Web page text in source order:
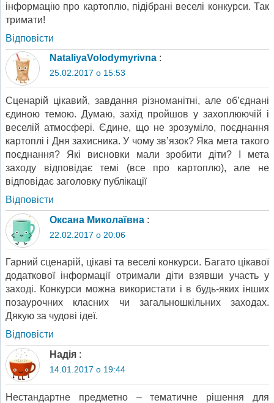
інформацію про картоплю, підібрані веселі конкурси. Так
тримати!
Відповіcти
NataliyaVolodymyrivna :
25.02.2017 о 15:53
Сценарій цікавий, завдання різноманітні, але об’єднані
єдиною темою. Думаю, захід пройшов у захоплюючій і
веселій атмосфері. Єдине, що не зрозуміло, поєднання
картоплі і Дня захисника. У чому зв’язок? Яка мета такого
поєднання? Які висновки мали зробити діти? І мета
заходу відповідає темі (все про картоплю), але не
відповідає заголовку публікації
Відповіcти
Оксана Миколаївна :
22.02.2017 о 20:06
Гарний сценарій, цікаві та веселі конкурси. Багато цікавої
додаткової інформації отримали діти взявши участь у
заході. Конкурси можна використати і в будь-яких інших
позаурочних класних чи загальношкільних заходах.
Дякую за чудові ідеї.
Відповіcти
Надія :
14.01.2017 о 19:44
Нестандартне предметно – тематичне рішення для